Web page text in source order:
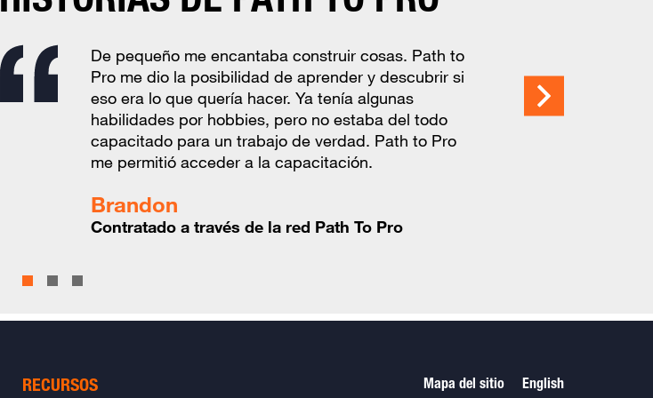
De pequeño me encantaba construir cosas. Path to
Pro me dio la posibilidad de aprender y descubrir si
eso era lo que quería hacer. Ya tenía algunas
habilidades por hobbies, pero no estaba del todo
capacitado para un trabajo de verdad. Path to Pro
me permitió acceder a la capacitación.
Brandon
Contratado a través de la red Path To Pro
Aplicaré la información y las herramientas que obtuve
de Path to Pro durante mi carrera. Pienso seguir
utilizando la red Path to Pro para que me ayude a
expandir mi oficio y mi compañía hasta el máximo de
su potencial. ​
Participante en el programa y la red de habilidades
Path To Pro
Pienso utilizar la Red Path to Pro en el futuro porque
me enviaron correos electrónicos dos veces, así que
realmente funciona. Se lo recomendaría a alguien
que busca trabajo. Me gustó la experiencia que
recibí. Es fácil conseguir un trabajo o aprender un
nuevo oficio o habilidad.
Andrew
Participante de la red Path To Pro
RECURSOS Mapa del sitio English